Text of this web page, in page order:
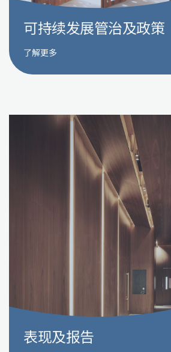
可持续发展管治及政策
了解更多
表现及报告